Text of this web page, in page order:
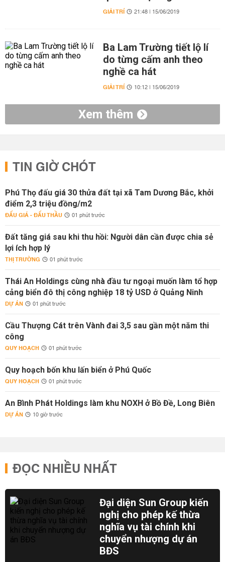
GIẢI TRÍ 21:48 | 15/06/2019
Ba Lam Trường tiết lộ lí
do từng cấm anh theo
nghề ca hát
GIẢI TRÍ 10:12 | 15/06/2019
Xem thêm
TIN GIỜ CHÓT
Phú Thọ đấu giá 30 thửa đất tại xã Tam Dương Bắc, khởi
điểm 2,3 triệu đồng/m2
ĐẤU GIÁ - ĐẤU THẦU 01 phút trước
Đất tăng giá sau khi thu hồi: Người dân cần được chia sẻ
lợi ích hợp lý
THỊ TRƯỜNG 01 phút trước
Thái An Holdings cùng nhà đầu tư ngoại muốn làm tổ hợp
cảng biển đô thị công nghiệp 18 tỷ USD ở Quảng Ninh
DỰ ÁN 01 phút trước
Cầu Thượng Cát trên Vành đai 3,5 sau gần một năm thi
công
QUY HOẠCH 01 phút trước
Quy hoạch bốn khu lấn biển ở Phú Quốc
QUY HOẠCH 01 phút trước
An Bình Phát Holdings làm khu NOXH ở Bồ Đề, Long Biên
DỰ ÁN 10 giờ trước
ĐỌC NHIỀU NHẤT
Đại diện Sun Group kiến
nghị cho phép kế thừa
nghĩa vụ tài chính khi
chuyển nhượng dự án
BĐS